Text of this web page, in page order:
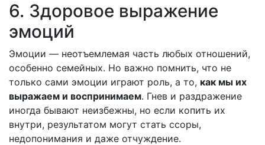
6. Здоровое выражение
эмоций
Эмоции — неотъемлемая часть любых отношений,
особенно семейных. Но важно помнить, что не
только сами эмоции играют роль, а то, как мы их
выражаем и воспринимаем. Гнев и раздражение
иногда бывают неизбежны, но если копить их
внутри, результатом могут стать ссоры,
недопонимания и даже отчуждение.